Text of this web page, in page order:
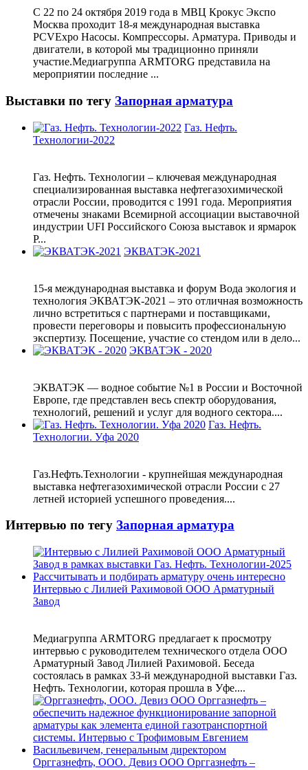
С 22 по 24 октября 2019 года в МВЦ Крокус Экспо
Москва проходит 18-я международная выставка
PCVExpo Насосы. Компрессоры. Арматура. Приводы и
двигатели, в которой мы традиционно приняли
участие.Медиагруппа ARMTORG представила на
мероприятии последние ...
Выставки по тегу Запорная арматура
Газ. Нефть.
Технологии-2022
Газ. Нефть. Технологии – ключевая международная
специализированная выставка нефтегазохимической
отрасли России, проводится с 1991 года. Мероприятия
отмечены знаками Всемирной ассоциации выставочной
индустрии UFI Российского Союза выставок и ярмарок
Р...
ЭКВАТЭК-2021
15-я международная выставка и форум Вода экология и
технология ЭКВАТЭК-2021 – это отличная возможность
лично встретиться с партнерами и поставщиками,
провести переговоры и повысить профессиональную
экспертизу. Посещение, участие со стендом или в дело...
ЭКВАТЭК - 2020
ЭКВАТЭК — водное событие №1 в России и Восточной
Европе, где представлен весь спектр оборудования,
технологий, решений и услуг для водного сектора....
Газ. Нефть.
Технологии. Уфа 2020
Газ.Нефть.Технологии - крупнейшая международная
выставка нефтегазохимической отрасли России с 27
летней историей успешного проведения....
Интервью по тегу Запорная арматура
Интервью с Лилией Рахимовой ООО Арматурный
Завод
Медиагруппа ARMTORG предлагает к просмотру
интервью с руководителем технического отдела ООО
Арматурный Завод Лилией Рахимовой. Беседа
состоялась в рамках 33-й международной выставки Газ.
Нефть. Технологии, которая прошла в Уфе....
Орггазнефть, ООО. Девиз ООО Орггазнефть –